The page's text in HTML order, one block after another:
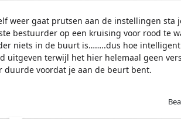
weer gaat prutsen aan de instellingen sta
bestuurder op een kruising voor rood te
niets in de buurt is……..dus hoe
uitgeven terwijl het hier helemaal geen
duurde voordat je aan de beurt bent.